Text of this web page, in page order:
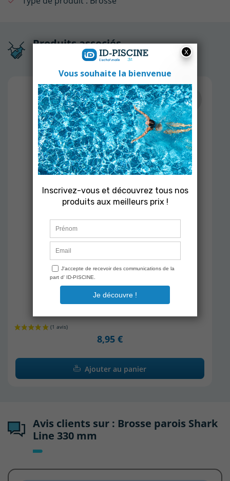
Produits associés
TOUCAN
Gomme Magique Pool'Gom
En stock
8,95 €
Ajouter au panier
Avis clients sur : Brosse parois Shark
Line 330 mm